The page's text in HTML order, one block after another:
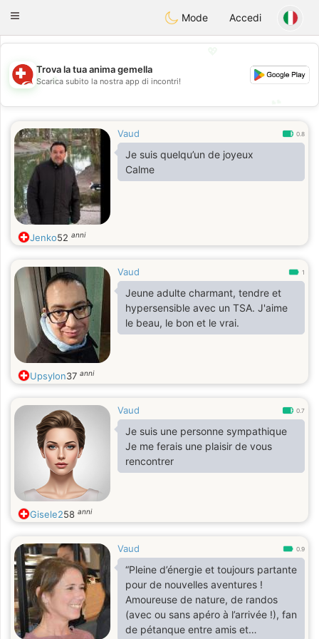
Suissi
Toggle
Mode Accedi
💖
💕
Trova la tua anima gemella
Scarica subito la nostra app di incontri!
Vaud 0.8
Je suis quelqu’un de joyeux
Calme
Jenko52 anni
Vaud 1
Jeune adulte charmant, tendre et
hypersensible avec un TSA. J'aime
le beau, le bon et le vrai.
Upsylon37 anni
Vaud 0.7
Je suis une personne sympathique
Je me ferais une plaisir de vous
rencontrer
Gisele258 anni
Vaud 0.9
“Pleine d’énergie et toujours partante
pour de nouvelles aventures !
Amoureuse de nature, de randos
(avec ou sans apéro à l’arrivée !), fan
de pétanque entre amis et